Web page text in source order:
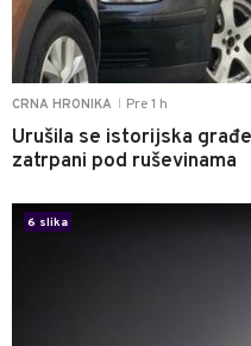
CRNA HRONIKA Pre 1 h
Urušila se istorijska
zatrpani pod ruševinama
6 slika